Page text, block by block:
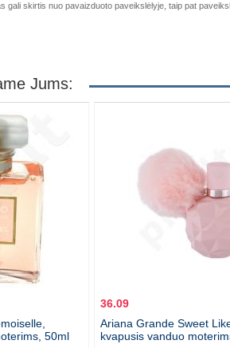
gali skirtis nuo pavaizduoto paveikslėlyje, taip pat
Jums:
50ml
36.09
Ariana Grande Sweet
kvapusis vanduo